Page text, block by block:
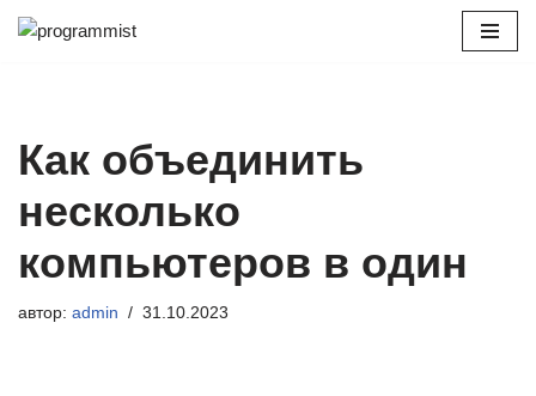
Как объединить
несколько
компьютеров в один
автор: admin 31.10.2023